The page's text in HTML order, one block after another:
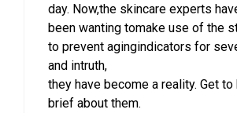
day. Now,the skincare experts
been wanting tomake use of the
to prevent agingindicators for
and intruth,
they have become a reality. Get to
brief about them.